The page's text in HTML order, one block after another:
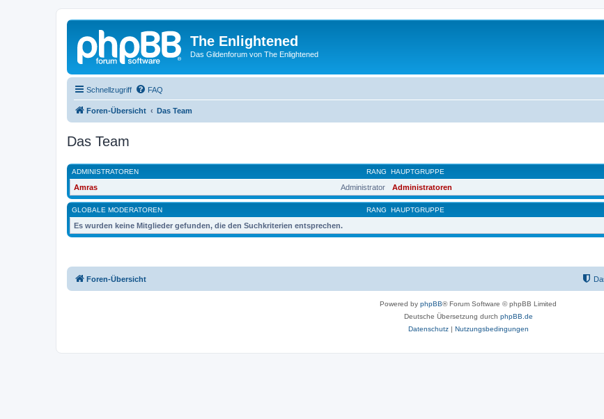
The Enlightened
Das Gildenforum von The Enlightened
Schnellzugriff FAQ
Foren-Übersicht Das Team
Das Team
RANG
ADMINISTRATOREN HAUPTGRUPPE
Administrator
Amras Administratoren
RANG
GLOBALE MODERATOREN HAUPTGRUPPE
Es wurden keine Mitglieder gefunden, die den Suchkriterien entsprechen.
Foren-Übersicht
Powered by phpBB® Forum Software © phpBB Limited
Deutsche Übersetzung durch phpBB.de
Datenschutz| Nutzungsbedingungen